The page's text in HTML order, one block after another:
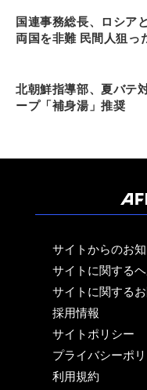
国連事務総長、ロシア
両国を非難 民間人狙っ
北朝鮮指導部、夏バテ
ープ「補身湯」推奨
サイトからのお
サイトに関する
サイトに関する
採用情報
サイトポリシー
プライバシーポ
利用規約